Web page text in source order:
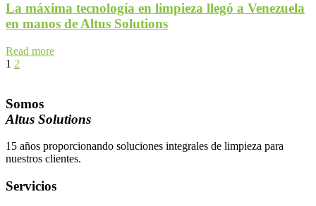
La máxima tecnología en limpieza llegó a Venezuela
en manos de Altus Solutions
Read more
1 2
Somos
Altus Solutions
15 años proporcionando soluciones integrales de limpieza para
nuestros clientes.
Servicios